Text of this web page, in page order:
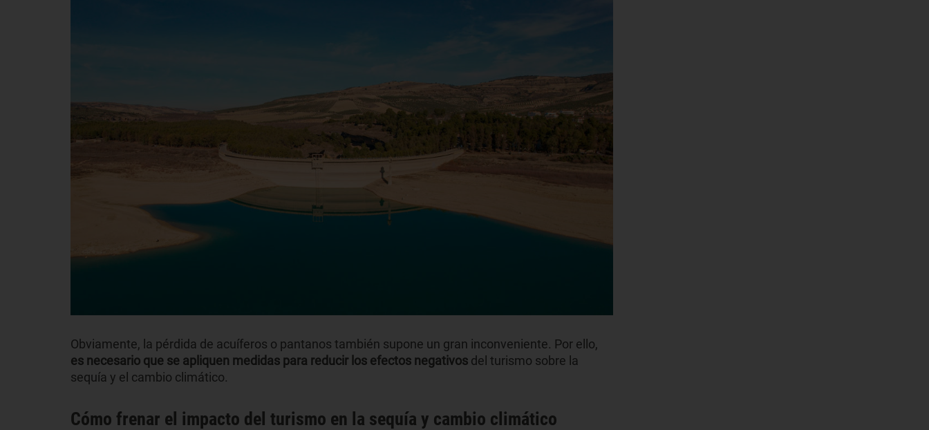
Obviamente, la pérdida de acuíferos o pantanos también supone un gran inconveniente. Por ello,
es necesario que se apliquen medidas para reducir los efectos negativos del turismo sobre la
sequía y el cambio climático.
Cómo frenar el impacto del turismo en la sequía y cambio climático